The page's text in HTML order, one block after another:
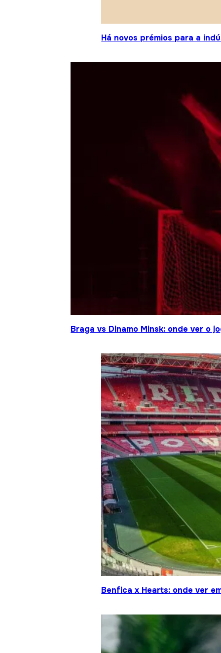
Há novos prémios para a
Braga vs Dinamo Minsk: onde ver o
Benfica x Hearts: onde ver